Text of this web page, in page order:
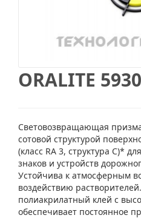
ORALITE 5930
Световозвращающая
сотовой структурой
(класс RA 3, структура C)*
знаков и устройств
Устойчива к атмосферным
воздействию
полиакрилатный клей с
обеспечивает постоянное